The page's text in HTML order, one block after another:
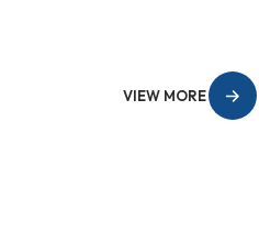
VIEW MORE